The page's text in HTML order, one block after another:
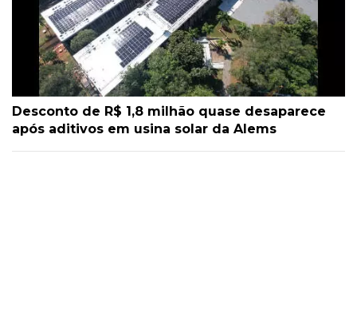
Desconto de R$ 1,8 milhão quase desaparece
após aditivos em usina solar da Alems